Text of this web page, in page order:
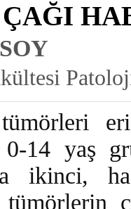
14 yaş
ikinci,